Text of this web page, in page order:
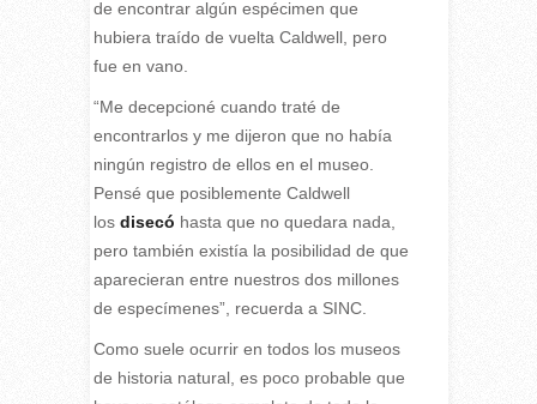
de encontrar algún espécimen que
hubiera traído de vuelta Caldwell, pero
fue en vano.
“Me decepcioné cuando traté de
encontrarlos y me dijeron que no había
ningún registro de ellos en el museo.
Pensé que posiblemente Caldwell
los disecó hasta que no quedara nada,
pero también existía la posibilidad de que
aparecieran entre nuestros dos millones
de especímenes”, recuerda a SINC.
Como suele ocurrir en todos los museos
de historia natural, es poco probable que